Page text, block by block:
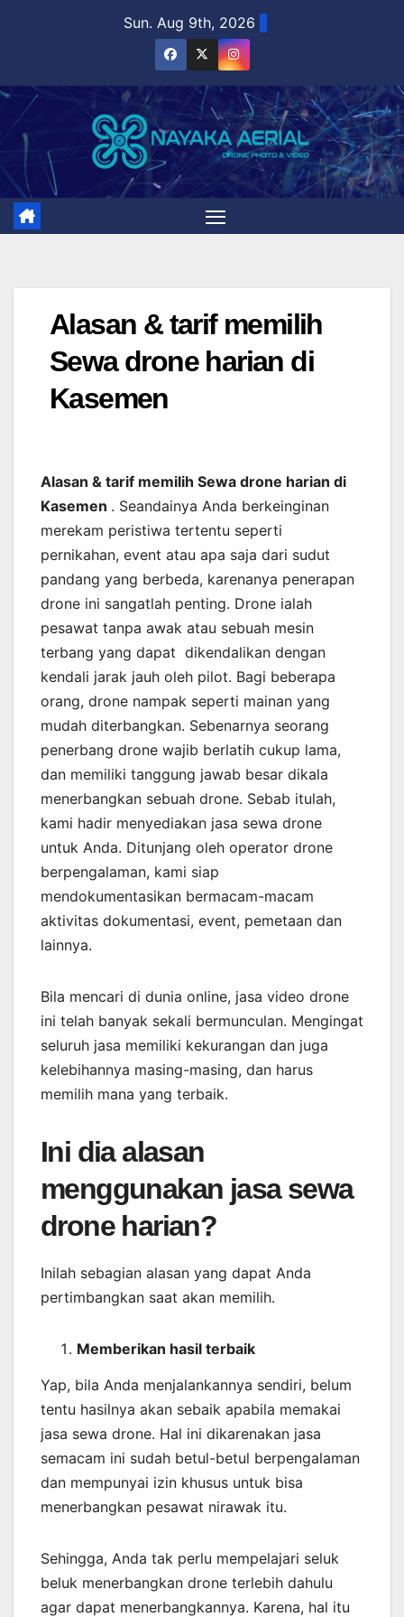
Sun. Aug 9th, 2026
Alasan & tarif memilih
Sewa drone harian di
Kasemen
Alasan & tarif memilih Sewa drone harian di
Kasemen . Seandainya Anda berkeinginan
merekam peristiwa tertentu seperti
pernikahan, event atau apa saja dari sudut
pandang yang berbeda, karenanya penerapan
drone ini sangatlah penting. Drone ialah
pesawat tanpa awak atau sebuah mesin
terbang yang dapat dikendalikan dengan
kendali jarak jauh oleh pilot. Bagi beberapa
orang, drone nampak seperti mainan yang
mudah diterbangkan. Sebenarnya seorang
penerbang drone wajib berlatih cukup lama,
dan memiliki tanggung jawab besar dikala
menerbangkan sebuah drone. Sebab itulah,
kami hadir menyediakan jasa sewa drone
untuk Anda. Ditunjang oleh operator drone
berpengalaman, kami siap
mendokumentasikan bermacam-macam
aktivitas dokumentasi, event, pemetaan dan
lainnya.
Bila mencari di dunia online, jasa video drone
ini telah banyak sekali bermunculan. Mengingat
seluruh jasa memiliki kekurangan dan juga
kelebihannya masing-masing, dan harus
memilih mana yang terbaik.
Ini dia alasan
menggunakan jasa sewa
drone harian?
Inilah sebagian alasan yang dapat Anda
pertimbangkan saat akan memilih.
Memberikan hasil terbaik
Yap, bila Anda menjalankannya sendiri, belum
tentu hasilnya akan sebaik apabila memakai
jasa sewa drone. Hal ini dikarenakan jasa
semacam ini sudah betul-betul berpengalaman
dan mempunyai izin khusus untuk bisa
menerbangkan pesawat nirawak itu.
Sehingga, Anda tak perlu mempelajari seluk
beluk menerbangkan drone terlebih dahulu
agar dapat menerbangkannya. Karena, hal itu